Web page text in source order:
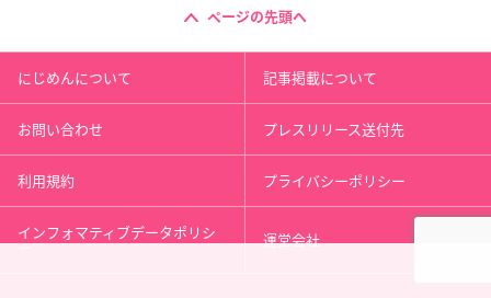
ページの先頭へ
にじめんについて 記事掲載について
お問い合わせ プレスリリース送付先
利用規約 プライバシーポリシー
インフォマティブデータポリシ
ー 運営会社